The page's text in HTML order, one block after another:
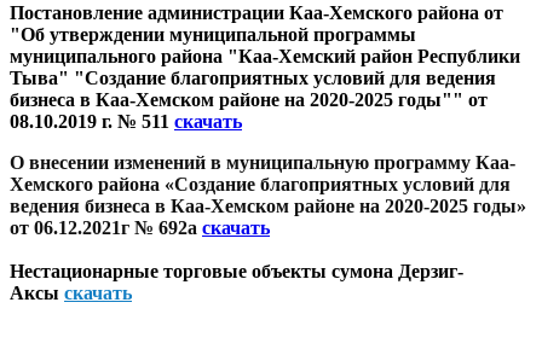
Постановление администрации Каа-Хемского района от
"Об утверждении муниципальной программы
муниципального района "Каа-Хемский район Республики
Тыва" "Создание благоприятных условий для ведения
бизнеса в Каа-Хемском районе на 2020-2025 годы"" от
08.10.2019 г. № 511 скачать
О внесении изменений в муниципальную программу Каа-
Хемского района «Создание благоприятных условий для
ведения бизнеса в Каа-Хемском районе на 2020-2025 годы»
от 06.12.2021г № 692а скачать
Нестационарные торговые объекты сумона Дерзиг-
Аксы скачать